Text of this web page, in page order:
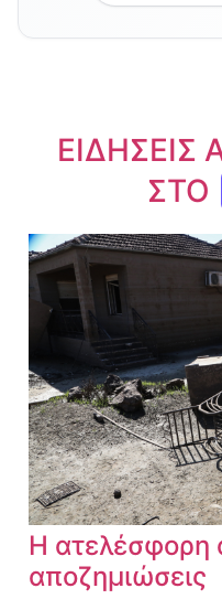
ΕΙΔΗΣΕΙΣ
ΣΤΟ
Η ατελέσφορη
αποζημιώσεις